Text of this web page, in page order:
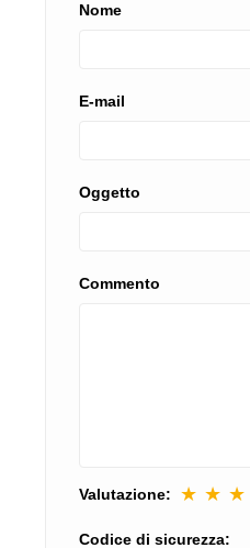
Nome
E-mail
Oggetto
Commento
Valutazione: ★ ★ ★
Codice di sicurezza: